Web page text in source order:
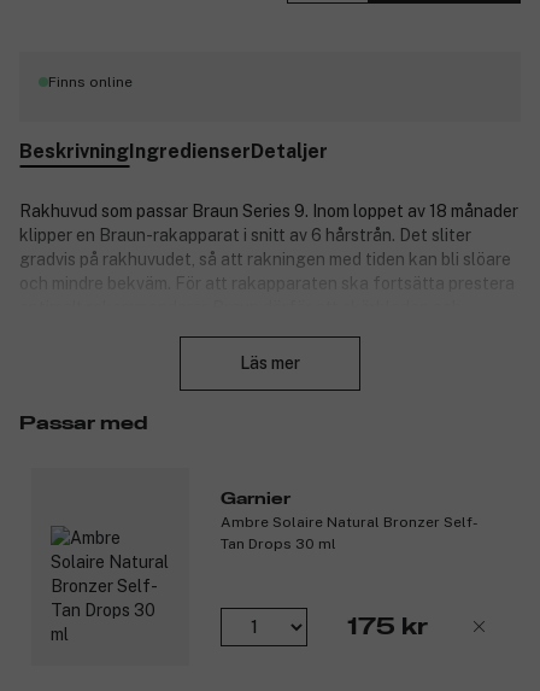
Finns online
BeskrivningIngredienserDetaljer
Rakhuvud som passar Braun Series 9. Inom loppet av 18 månader
klipper en Braun-rakapparat i snitt av 6 hårstrån. Det sliter
gradvis på rakhuvudet, så att rakningen med tiden kan bli slöare
och mindre bekväm. För att rakapparaten ska fortsätta prestera
rakapparat – så tar den hand om dig.
Förpackningen innehåller:
Maximal prestanda: För bästa möjliga rakning
rekommenderar Braun att rakhuvudet byts ut var artonde
månad.
Serie 9 Pro-rakhuvudet fångar upp exceptionellt många
hårstrån åt gången för en skonsam rakning.
Slipp kvällsstubb: Rakar håret kortare än 0,05 mm.
Läs mer
Passar med
Garnier
Ambre Solaire Natural Bronzer Self-
Tan Drops 30 ml
175 kr